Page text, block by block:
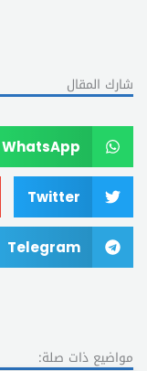
شارك المقال
WhatsApp
Twitter
Telegram
مواضيع ذات صلة: